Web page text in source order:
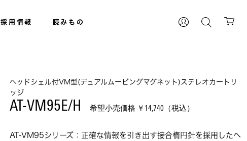
採用情報 読みもの
ヘッドシェル付VM型(デュアルムービングマグネット)ステレオカートリ
ッジ
AT-VM95E/H 希望小売価格 ￥ 14,740 （税込）
AT-VM95シリーズ：正確な情報を引き出す接合楕円針を採用したヘ